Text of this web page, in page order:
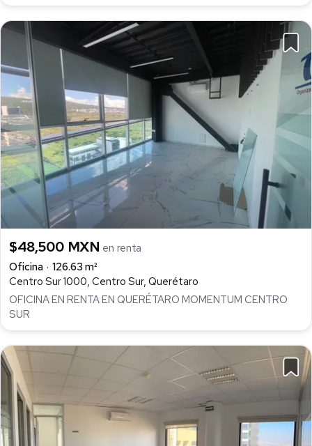
$48,500 MXN en renta
Oficina
126.63 m²
Centro Sur 1000, Centro Sur, Querétaro
OFICINA EN RENTA EN QUERÉTARO MOMENTUM CENTRO
SUR